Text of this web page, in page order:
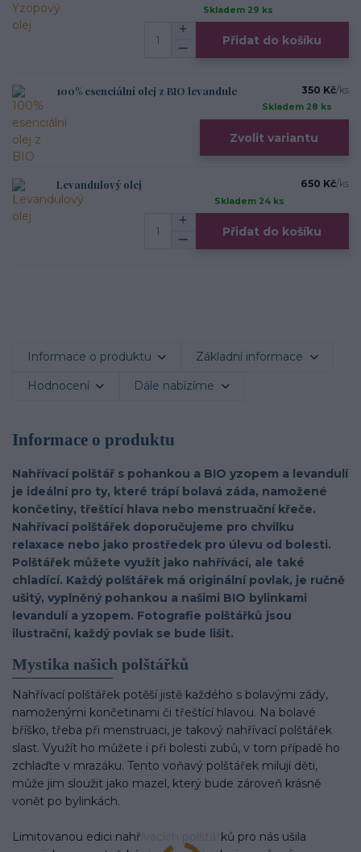
Skladem 29 ks
Přidat do košíku
100% esenciální olej z BIO levandule 350 Kč/ks
Skladem 28 ks
Zvolit variantu
Levandulový olej 650 Kč/ks
Skladem 24 ks
Přidat do košíku
Informace o produktu Základní informace
Hodnocení Dále nabízíme
Informace o produktu
Nahřívací polštář s pohankou a BIO yzopem a levandulí
je ideální pro ty, které trápí bolavá záda, namožené
končetiny, třeštící hlava nebo menstruační křeče.
Nahřívací polštářek doporučujeme pro chvilku
relaxace nebo jako prostředek pro úlevu od bolesti.
Polštářek můžete využít jako nahřívácí, ale také
chladící. Každý polštářek má originální povlak, je ručně
ušitý, vyplněný pohankou a našimi BIO bylinkami
levandulí a yzopem. Fotografie polštářků jsou
ilustrační, každý povlak se bude lišit.
Mystika našich polštářků
Nahřívací polštářek potěší jistě každého s bolavými zády,
namoženými končetinami či třeštící hlavou. Na bolavé
bříško, třeba při menstruaci, je takový nahřívací polštářek
slast. Využít ho můžete i při bolesti zubů, v tom případě ho
zchlaďte v mrazáku. Tento voňavý polštářek milují děti,
může jim sloužit jako mazel, který bude zároveň krásně
vonět po bylinkách.
Limitovanou edici nahřívacích polštářků pro nás ušila